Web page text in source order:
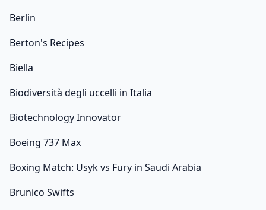
Berlin
Berton's Recipes
Biella
Biodiversità degli uccelli in Italia
Biotechnology Innovator
Boeing 737 Max
Boxing Match: Usyk vs Fury in Saudi Arabia
Brunico Swifts